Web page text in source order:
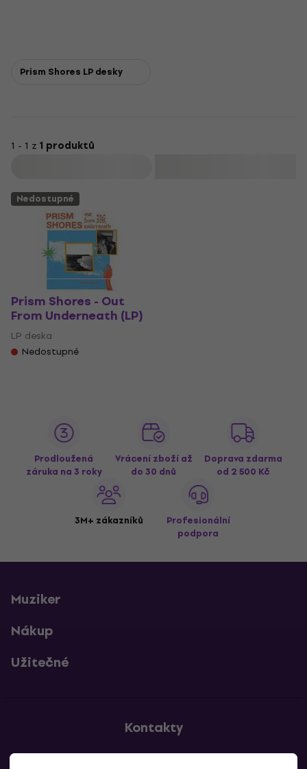
Prism Shores LP desky
1 - 1 z 1 produktů
Nedostupné
Prism Shores - Out
From Underneath (LP)
LP deska
Nedostupné
Prodloužená
záruka na 3 roky
Vrácení zboží až
do 30 dnů
Doprava zdarma
od 2 500 Kč
3M+ zákazníků
Profesionální
podpora
Muziker
Nákup
Užitečné
Kontakty